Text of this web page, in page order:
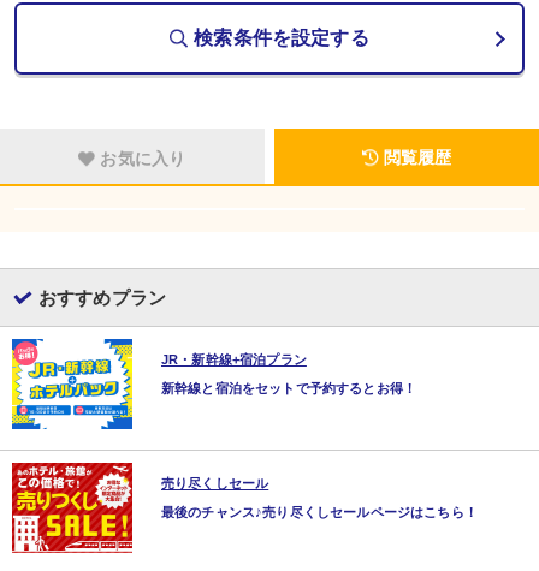
検索条件を設定する
お気に入り 閲覧履歴
おすすめプラン
JR・新幹線+宿泊プラン
新幹線と宿泊をセットで予約するとお得！
売り尽くしセール
最後のチャンス♪売り尽くしセールページはこちら！